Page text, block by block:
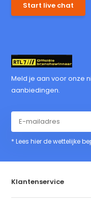
Start live chat
Meld je aan voor onze
aanbiedingen.
* Lees hier de wettelijke
Klantenservice